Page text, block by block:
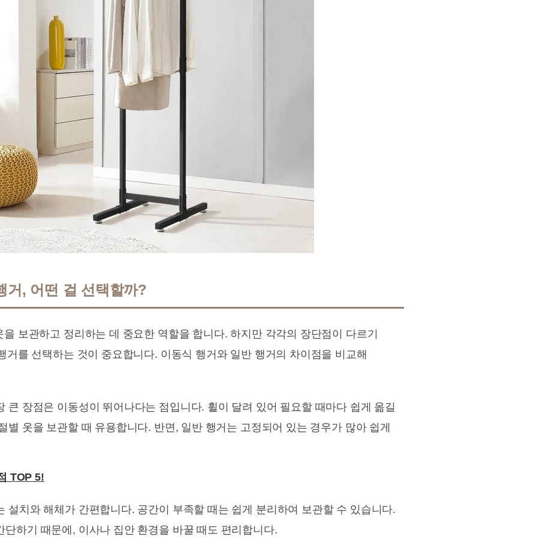
거, 어떤 걸 선택할까?
보관하고 정리하는 데 중요한 역할을 합니다. 하지만 각각의 장단점이 다르기
거를 선택하는 것이 중요합니다. 이동식 행거와 일반 행거의 차이점을 비교해
큰 장점은 이동성이 뛰어나다는 점입니다. 휠이 달려 있어 필요할 때마다 쉽게 옮길
별 옷을 보관할 때 유용합니다. 반면, 일반 행거는 고정되어 있는 경우가 많아 쉽게
TOP 5!
설치와 해체가 간편합니다. 공간이 부족할 때는 쉽게 분리하여 보관할 수 있습니다.
단하기 때문에, 이사나 집안 환경을 바꿀 때도 편리합니다.